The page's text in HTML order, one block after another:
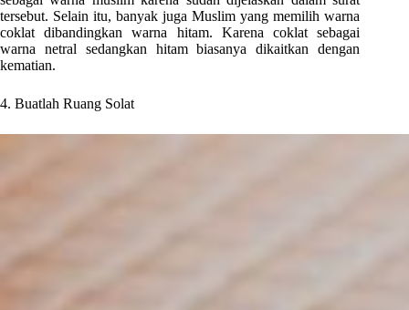
tersebut. Selain itu, banyak juga Muslim yang memilih warna
coklat dibandingkan warna hitam. Karena coklat sebagai
warna netral sedangkan hitam biasanya dikaitkan dengan
kematian.
4. Buatlah Ruang Solat